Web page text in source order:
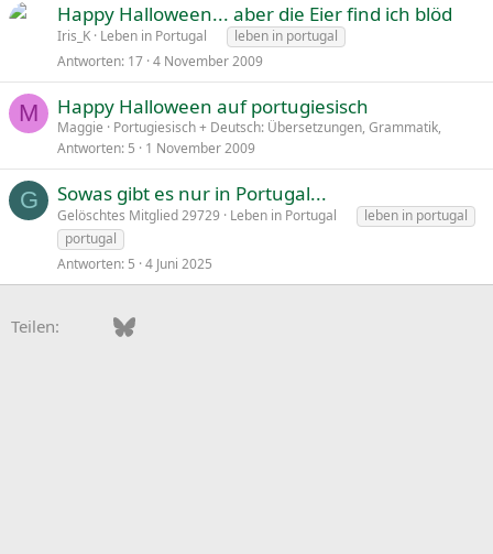
Happy Halloween... aber die Eier find ich blöd
Iris_K Leben in Portugal
leben in portugal
Antworten 17 4 November 2009
M Happy Halloween auf portugiesisch
Maggie
Portugiesisch + Deutsch: Übersetzungen, Grammatik,
Antworten 5 1 November 2009
G Sowas gibt es nur in Portugal...
Gelöschtes Mitglied 29729 Leben in Portugal
leben in portugal
portugal
Antworten 5 4 Juni 2025
Teilen: FacebookBluesky